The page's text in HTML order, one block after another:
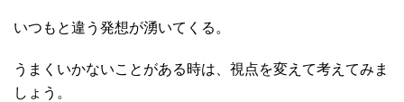
いつもと違う発想が湧いてくる。
うまくいかないことがある時は、視点を変えて考えてみま
しょう。